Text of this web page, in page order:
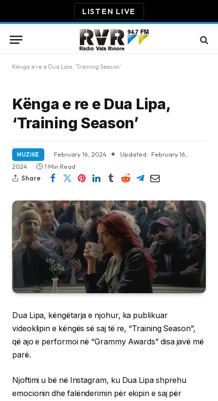
LISTEN LIVE
Kënga e re e Dua Lipa, ‘Training Season’
Kënga e re e Dua Lipa,
‘Training Season’
MUZIKE February 16, 2024 Updated: February 16,
2024
1 Min Read
Share
Dua Lipa, këngëtarja e njohur, ka publikuar
videoklipin e këngës së saj të re, “Training Season”,
që ajo e performoi në “Grammy Awards” disa javë më
parë.
Njoftimi u bë në Instagram, ku Dua Lipa shprehu
emocionin dhe falënderimin për ekipin e saj për